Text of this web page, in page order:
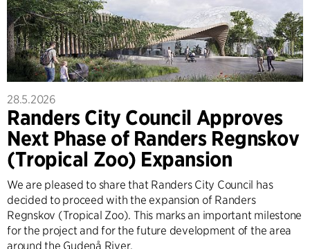
28.5.2026
Randers City Council Approves
Next Phase of Randers Regnskov
(Tropical Zoo) Expansion
We are pleased to share that Randers City Council has
decided to proceed with the expansion of Randers
Regnskov (Tropical Zoo). This marks an important milestone
for the project and for the future development of the area
around the Gudenå River.